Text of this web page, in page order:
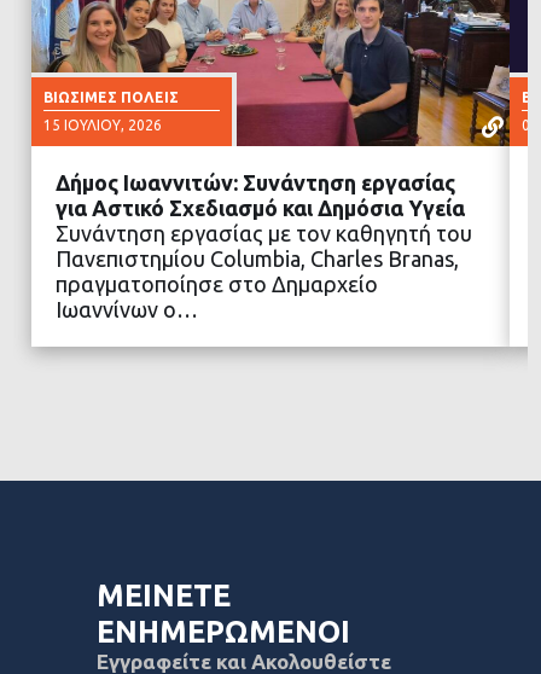
ΒΙΏΣΙΜΕΣ ΠΌΛΕΙΣ
15 ΙΟΥΛΊΟΥ, 2026
ΔΙΑΒΑΣΤΕ ΠΕΡΙΣΣΟΤΕΡΑ
Δήμος Ιωαννιτών: Συνάντηση εργασίας
για Αστικό Σχεδιασμό και Δημόσια Υγεία
Συνάντηση εργασίας με τον καθηγητή του
Πανεπιστημίου Columbia, Charles Branas,
πραγματοποίησε στο Δημαρχείο
Ιωαννίνων ο…
02
ΜΕΙΝΕΤΕ
ΕΝΗΜΕΡΩΜΕΝΟΙ
Εγγραφείτε και Ακολουθείστε